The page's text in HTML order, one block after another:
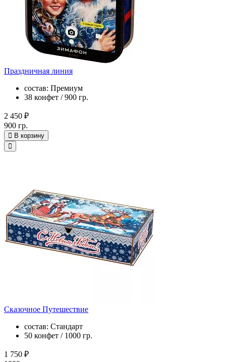
Праздничная линия
состав: Премиум
38 конфет / 900 гр.
2 450 ₽
900 гр.
В корзину
Сказочное Путешествие
состав: Стандарт
50 конфет / 1000 гр.
1 750 ₽